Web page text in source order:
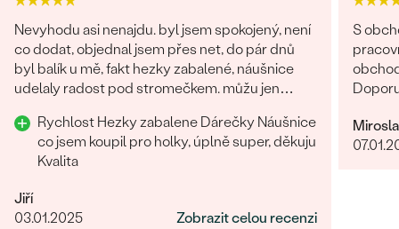
Nevyhodu asi nenajdu. byl jsem spokojený, není
co dodat, objednal jsem přes net, do pár dnů
byl balík u mě, fakt hezky zabalené, náušnice
udelaly radost pod stromečkem. můžu jen
Rychlost Hezky zabalene Dárečky Náušnice
co jsem koupil pro holky, úplně super, děkuju
Kvalita
Jiří
03.01.2025
Zobrazit celou recenzi
S